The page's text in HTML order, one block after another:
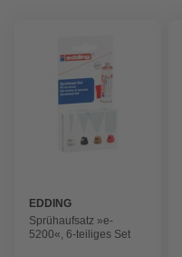
EDDING
Sprühaufsatz »e-
5200«, 6-teiliges Set